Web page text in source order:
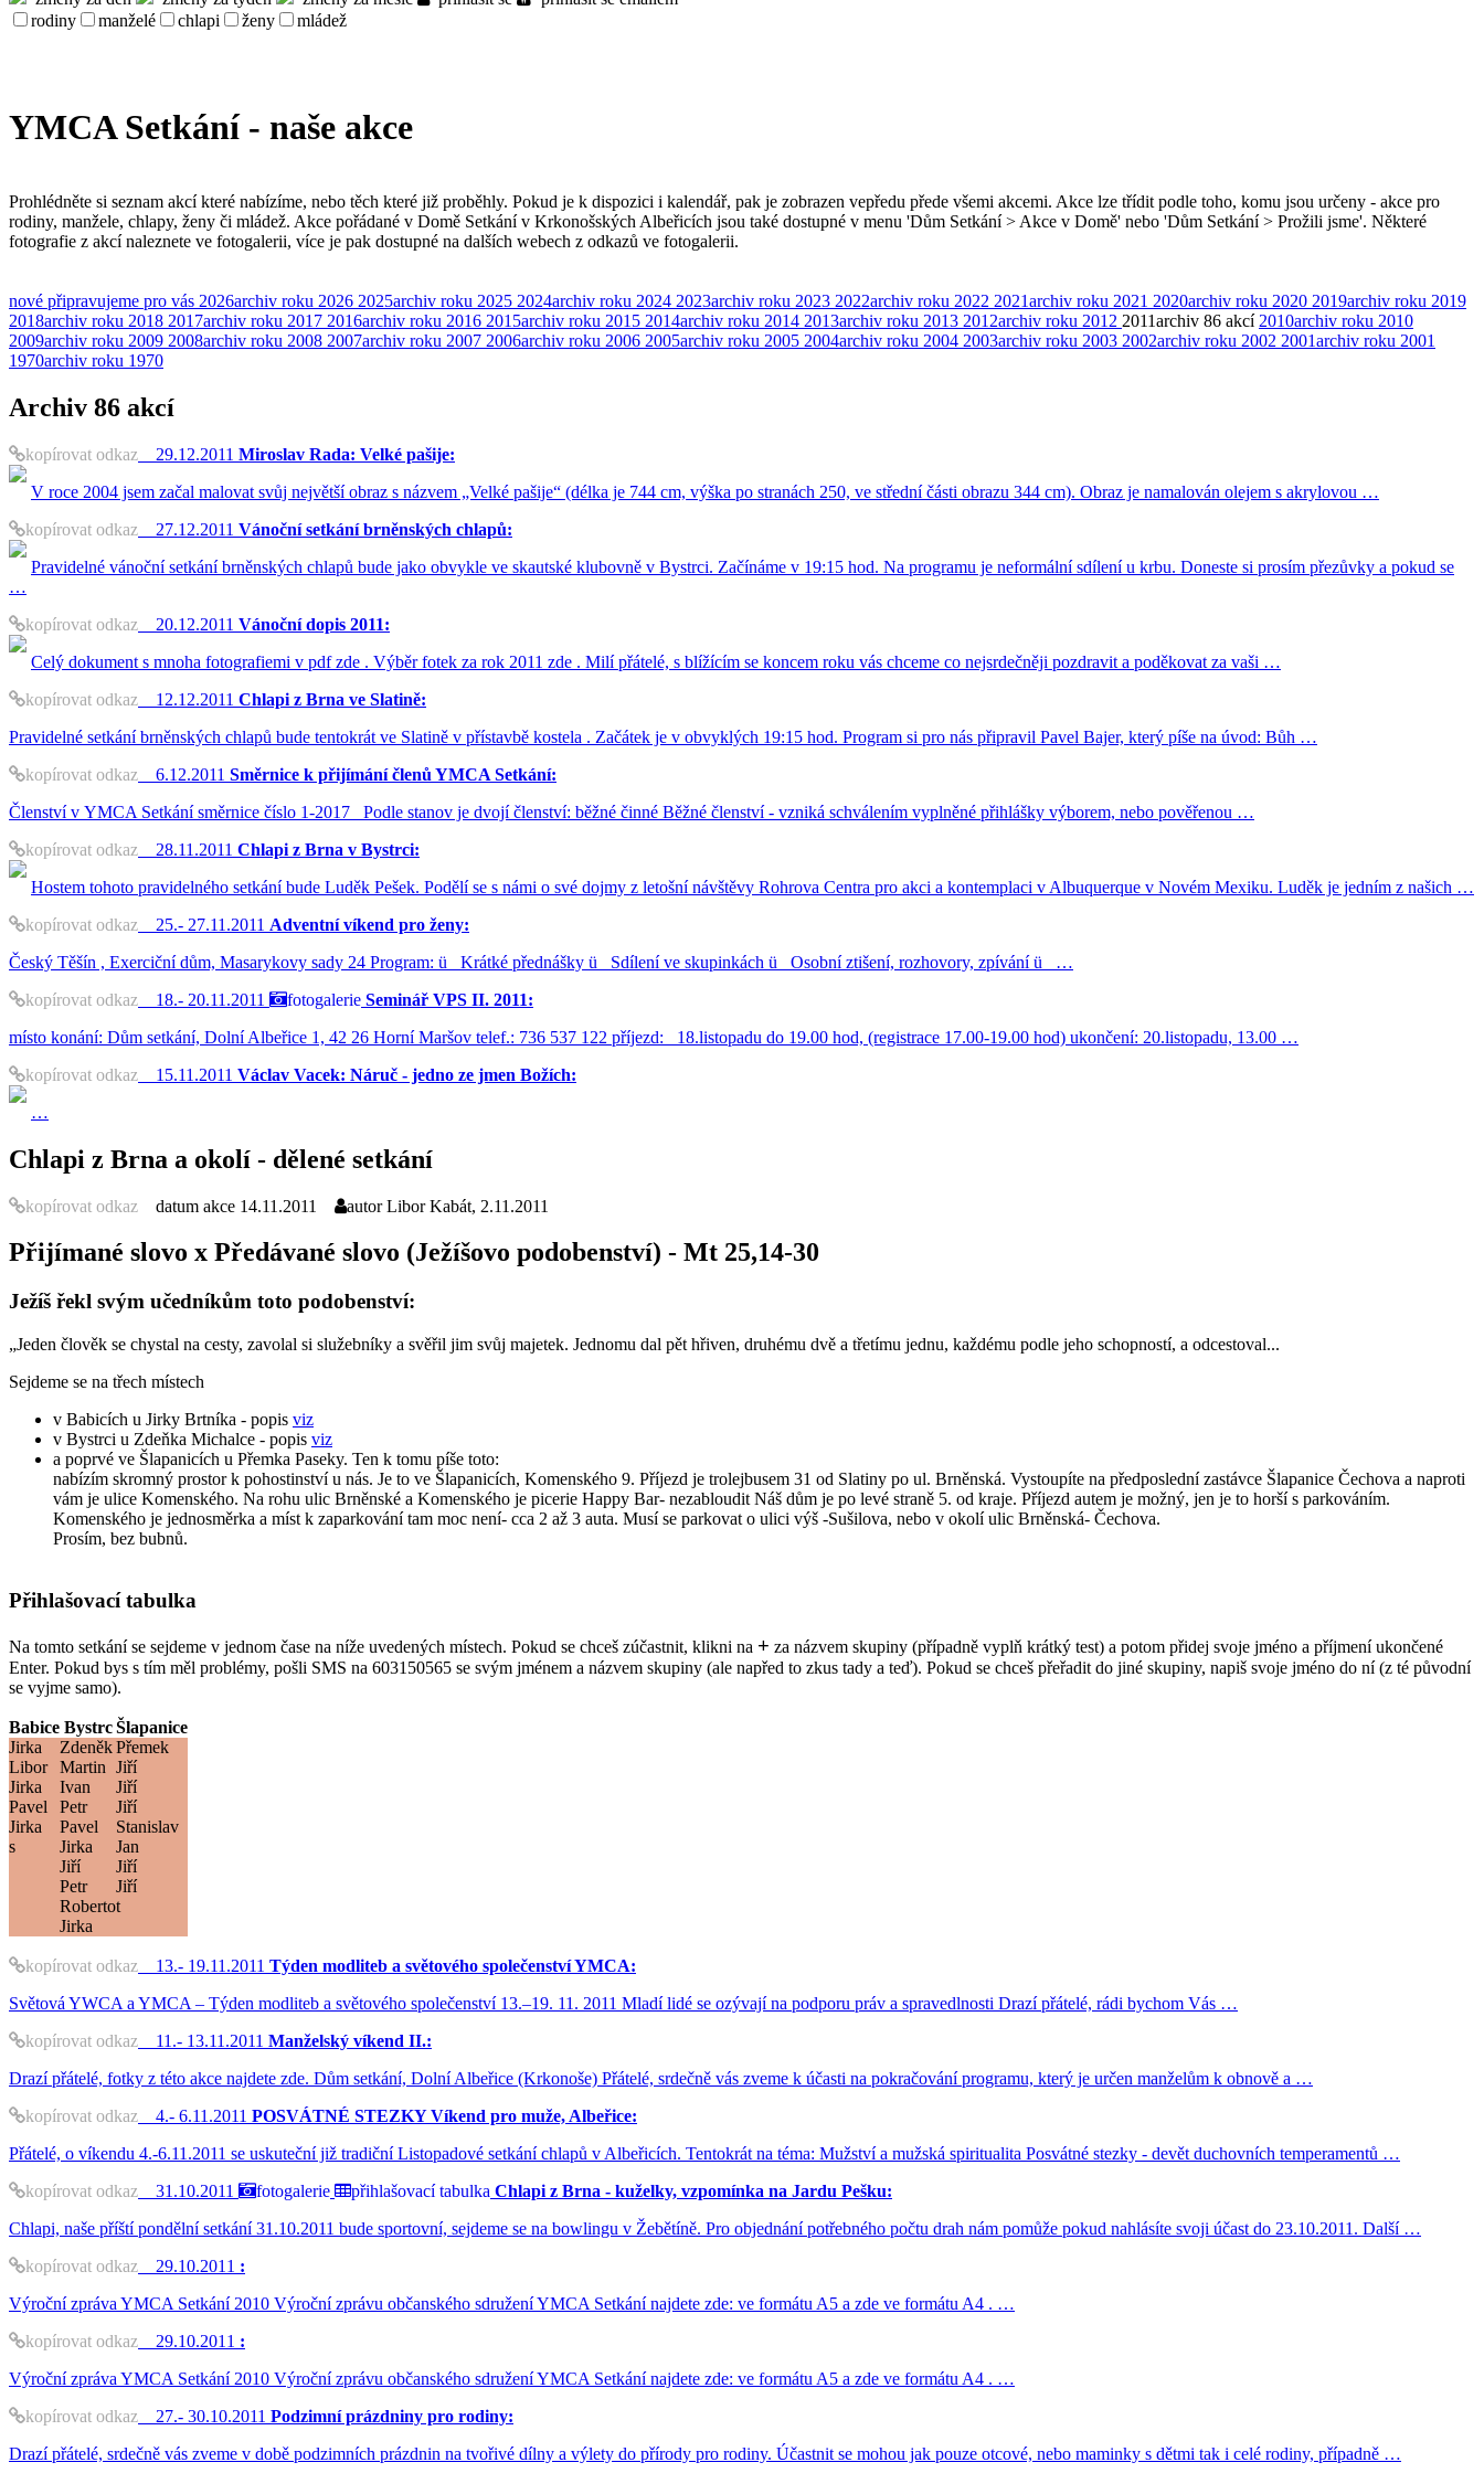
rodiny
manželé chlapi ženy mládež
YMCA Setkání - naše akce
Prohlédněte si seznam akcí které nabízíme, nebo těch které již proběhly. Pokud je k dispozici i kalendář, pak je zobrazen vepředu přede všemi akcemi. Akce lze třídit podle toho, komu jsou určeny - akce pro
rodiny, manžele, chlapy, ženy či mládež. Akce pořádané v Domě Setkání v Krkonošských Albeřicích jsou také dostupné v menu 'Dům Setkání > Akce v Domě' nebo 'Dům Setkání > Prožili jsme'. Některé
fotografie z akcí naleznete ve fotogalerii, více je pak dostupné na dalších webech z odkazů ve fotogalerii.
nové připravujeme pro vás 2026archiv roku 2026 2025archiv roku 2025 2024archiv roku 2024 2023archiv roku 2023 2022archiv roku 2022 2021archiv roku 2021 2020archiv roku 2020 2019archiv roku 2019
2018archiv roku 2018 2017archiv roku 2017 2016archiv roku 2016 2015archiv roku 2015 2014archiv roku 2014 2013archiv roku 2013 2012archiv roku 2012 2011archiv 86 akcí 2010archiv roku 2010
2009archiv roku 2009 2008archiv roku 2008 2007archiv roku 2007 2006archiv roku 2006 2005archiv roku 2005 2004archiv roku 2004 2003archiv roku 2003 2002archiv roku 2002 2001archiv roku 2001
1970archiv roku 1970
Archiv 86 akcí
kopírovat odkaz 29.12.2011 Miroslav Rada: Velké pašije:
V roce 2004 jsem začal malovat svůj největší obraz s názvem „Velké pašije“ (délka je 744 cm, výška po stranách 250, ve střední části obrazu 344 cm). Obraz je namalován olejem s akrylovou …
kopírovat odkaz 27.12.2011 Vánoční setkání brněnských chlapů:
Pravidelné vánoční setkání brněnských chlapů bude jako obvykle ve skautské klubovně v Bystrci. Začínáme v 19:15 hod. Na programu je neformální sdílení u krbu. Doneste si prosím přezůvky a pokud se
…
kopírovat odkaz 20.12.2011 Vánoční dopis 2011:
Celý dokument s mnoha fotografiemi v pdf zde . Výběr fotek za rok 2011 zde . Milí přátelé, s blížícím se koncem roku vás chceme co nejsrdečněji pozdravit a poděkovat za vaši …
kopírovat odkaz 12.12.2011 Chlapi z Brna ve Slatině:
Pravidelné setkání brněnských chlapů bude tentokrát ve Slatině v přístavbě kostela . Začátek je v obvyklých 19:15 hod. Program si pro nás připravil Pavel Bajer, který píše na úvod: Bůh …
kopírovat odkaz 6.12.2011 Směrnice k přijímání členů YMCA Setkání:
Členství v YMCA Setkání směrnice číslo 1-2017 Podle stanov je dvojí členství: běžné činné Běžné členství - vzniká schválením vyplněné přihlášky výborem, nebo pověřenou …
kopírovat odkaz 28.11.2011 Chlapi z Brna v Bystrci:
Hostem tohoto pravidelného setkání bude Luděk Pešek. Podělí se s námi o své dojmy z letošní návštěvy Rohrova Centra pro akci a kontemplaci v Albuquerque v Novém Mexiku. Luděk je jedním z našich …
kopírovat odkaz 25.- 27.11.2011 Adventní víkend pro ženy:
Český Těšín , Exerciční dům, Masarykovy sady 24 Program: ü Krátké přednášky ü Sdílení ve skupinkách ü Osobní ztišení, rozhovory, zpívání ü …
kopírovat odkaz 18.- 20.11.2011 fotogalerie Seminář VPS II. 2011:
místo konání: Dům setkání, Dolní Albeřice 1, 42 26 Horní Maršov telef.: 736 537 122 příjezd: 18.listopadu do 19.00 hod, (registrace 17.00-19.00 hod) ukončení: 20.listopadu, 13.00 …
kopírovat odkaz 15.11.2011 Václav Vacek: Náruč - jedno ze jmen Božích:
…
Chlapi z Brna a okolí - dělené setkání
kopírovat odkaz datum akce 14.11.2011 autorLibor Kabát, 2.11.2011
Přijímané slovo x Předávané slovo (Ježíšovo podobenství) - Mt 25,14-30
Ježíš řekl svým učedníkům toto podobenství:
„Jeden člověk se chystal na cesty, zavolal si služebníky a svěřil jim svůj majetek. Jednomu dal pět hřiven, druhému dvě a tře­tímu jednu, každému podle jeho schopností, a odcestoval...
Sejdeme se na třech místech
v Babicích u Jirky Brtníka - popis viz
v Bystrci u Zdeňka Michalce - popis viz
a poprvé ve Šlapanicích u Přemka Paseky. Ten k tomu píše toto:
nabízím skromný prostor k pohostinství u nás. Je to ve Šlapanicích, Komenského 9. Příjezd je trolejbusem 31 od Slatiny po ul. Brněnská. Vystoupíte na předposlední zastávce Šlapanice Čechova a naproti
vám je ulice Komenského. Na rohu ulic Brněnské a Komenského je picerie Happy Bar- nezabloudit Náš dům je po levé straně 5. od kraje. Příjezd autem je možný, jen je to horší s parkováním.
Komenského je jednosměrka a míst k zaparkování tam moc není- cca 2 až 3 auta. Musí se parkovat o ulici výš -Sušilova, nebo v okolí ulic Brněnská- Čechova.
Prosím, bez bubnů.
Přihlašovací tabulka
Na tomto setkání se sejdeme v jednom čase na níže uvedených místech. Pokud se chceš zúčastnit, klikni na + za názvem skupiny (případně vyplň krátký test) a potom přidej svoje jméno a příjmení ukončené
Enter. Pokud bys s tím měl problémy, pošli SMS na 603150565 se svým jménem a názvem skupiny (ale napřed to zkus tady a teď). Pokud se chceš přeřadit do jiné skupiny, napiš svoje jméno do ní (z té původní
se vyjme samo).
Babice Bystrc Šlapanice
Jirka
ZdeněkPřemek
Libor
Martin Jiří
Jirka
Ivan
Jiří
Pavel
Petr
Jiří
Jirka
Pavel
Stanislav
s
Jirka
Jan
Jiří
Jiří
Petr
Jiří
Robertot
Jirka
kopírovat odkaz 13.- 19.11.2011 Týden modliteb a světového společenství YMCA:
Světová YWCA a YMCA – Týden modliteb a světového společenství 13.–19. 11. 2011 Mladí lidé se ozývají na podporu práv a spravedlnosti Drazí přátelé, rádi bychom Vás …
kopírovat odkaz 11.- 13.11.2011 Manželský víkend II.:
Drazí přátelé, fotky z této akce najdete zde. Dům setkání, Dolní Albeřice (Krkonoše) Přátelé, srdečně vás zveme k účasti na pokračování programu, který je určen manželům k obnově a …
kopírovat odkaz 4.- 6.11.2011 POSVÁTNÉ STEZKY Víkend pro muže, Albeřice:
Přátelé, o víkendu 4.-6.11.2011 se uskuteční již tradiční Listopadové setkání chlapů v Albeřicích. Tentokrát na téma: Mužství a mužská spiritualita Posvátné stezky - devět duchovních temperamentů …
kopírovat odkaz 31.10.2011 fotogalerie přihlašovací tabulka Chlapi z Brna - kuželky, vzpomínka na Jardu Pešku:
Chlapi, naše příští pondělní setkání 31.10.2011 bude sportovní, sejdeme se na bowlingu v Žebětíně. Pro objednání potřebného počtu drah nám pomůže pokud nahlásíte svoji účast do 23.10.2011. Další …
kopírovat odkaz 29.10.2011 :
Výroční zpráva YMCA Setkání 2010 Výroční zprávu občanského sdružení YMCA Setkání najdete zde: ve formátu A5 a zde ve formátu A4 . …
kopírovat odkaz 29.10.2011 :
Výroční zpráva YMCA Setkání 2010 Výroční zprávu občanského sdružení YMCA Setkání najdete zde: ve formátu A5 a zde ve formátu A4 . …
kopírovat odkaz 27.- 30.10.2011 Podzimní prázdniny pro rodiny:
Drazí přátelé, srdečně vás zveme v době podzimních prázdnin na tvořivé dílny a výlety do přírody pro rodiny. Účastnit se mohou jak pouze otcové, nebo maminky s dětmi tak i celé rodiny, případně …